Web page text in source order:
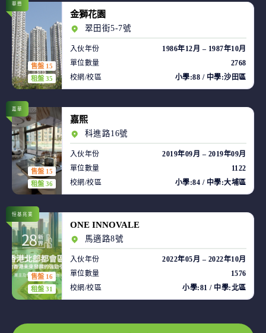
售盤 15
租盤 35
華懋
金獅花園
翠田街5-7號
入伙年份
1986年12月 – 1987年10月
單位數量
2768
校網/校區
小學:88 / 中學:沙田區
售盤 15
租盤 36
嘉華
嘉熙
科進路16號
入伙年份
2019年09月 – 2019年09月
單位數量
1122
校網/校區
小學:84 / 中學:大埔區
售盤 16
租盤 31
恒基兆業
ONE INNOVALE
馬適路8號
入伙年份
2022年05月 – 2022年10月
單位數量
1576
校網/校區
小學:81 / 中學:北區